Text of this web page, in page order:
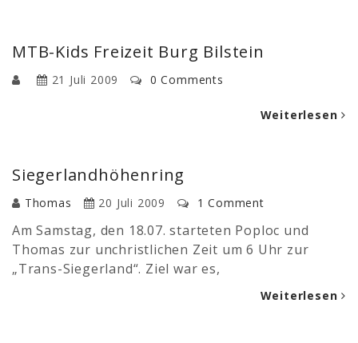
MTB-Kids Freizeit Burg Bilstein
21 Juli 2009 0 Comments
Weiterlesen
Siegerlandhöhenring
Thomas 20 Juli 2009 1 Comment
Am Samstag, den 18.07. starteten Poploc und
Thomas zur unchristlichen Zeit um 6 Uhr zur
„Trans-Siegerland“. Ziel war es,
Weiterlesen